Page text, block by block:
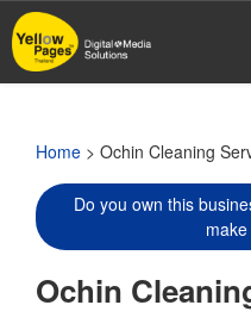
Skip
to
main
Home > Ochin Cleaning
Do you own this
Ochin